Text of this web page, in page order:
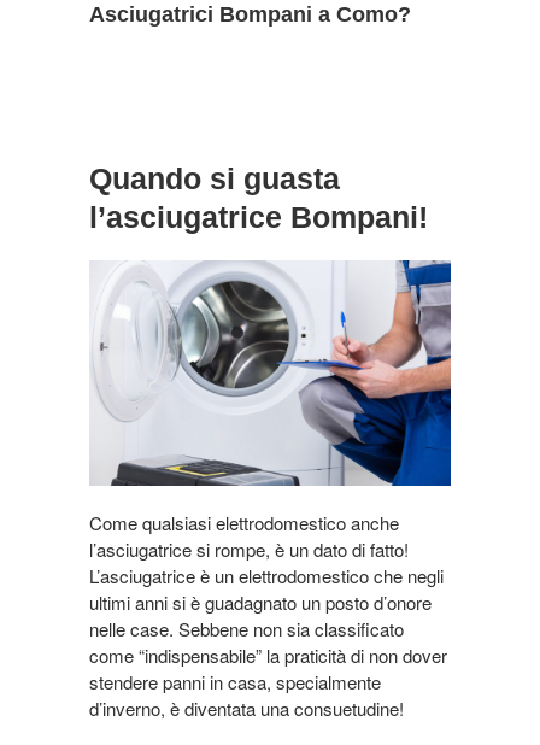
Asciugatrici Bompani a Como?
Quando si guasta
l’asciugatrice Bompani!
Come qualsiasi elettrodomestico anche
l’asciugatrice si rompe, è un dato di fatto!
L’asciugatrice è un elettrodomestico che negli
ultimi anni si è guadagnato un posto d’onore
nelle case. Sebbene non sia classificato
come “indispensabile” la praticità di non dover
stendere panni in casa, specialmente
d’inverno, è diventata una consuetudine!